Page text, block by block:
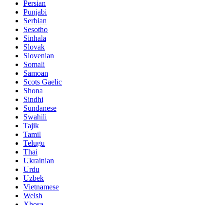
Persian
Punjabi
Serbian
Sesotho
Sinhala
Slovak
Slovenian
Somali
Samoan
Scots Gaelic
Shona
Sindhi
Sundanese
Swahili
Tajik
Tamil
Telugu
Thai
Ukrainian
Urdu
Uzbek
Vietnamese
Welsh